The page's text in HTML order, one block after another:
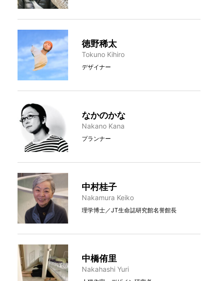
徳野稀太
Tokuno Kihiro
デザイナー
なかのかな
Nakano Kana
プランナー
中村桂子
Nakamura Keiko
理学博士／JT生命誌研究館名誉館長
中橋侑里
Nakahashi Yuri